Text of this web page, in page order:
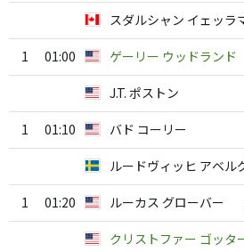
スダルシャン イェッラ
1 01:00 ゲーリー ウッドランド
J.T. ポストン
1 01:10 バド コーリー
ルードヴィッヒ アベル
1 01:20 ルーカス グローバー
クリストファー ゴッタ